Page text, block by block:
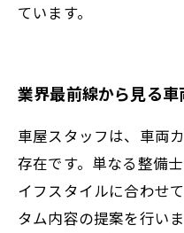
ています。
業界最前線から見る
車屋スタッフは、車両
存在です。単なる整備
イフスタイルに合わせ
タム内容の提案を行い